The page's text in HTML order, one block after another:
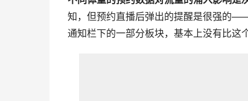
知，但预约直播后弹出的提醒是很强的
通知栏下的一部分板块，基本上没有比这